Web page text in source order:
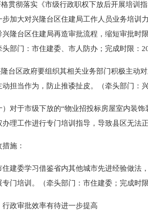
彻落实《市级行政职权下放后开展培训指
步加大对兴隆台区住建局工作人员业务培训
兴隆台区住建局再造审批流程，缩短审批时
头部门：市住建委、市人防办；完成时限：
区政府要组织其相关业务部门积极主动对
动担当作为，防止推诿扯皮。（牵头部门：
于市级下放的“物业招投标房屋室内装饰
办理工作进行专门培训指导，导致县区无法
施：
委学习借鉴省内其他城市先进经验做法，
专门培训。（牵头部门：市住建委；完成时
审批效率有待进一步提高